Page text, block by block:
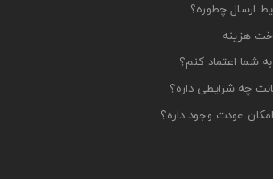
ارسال چطوره؟
هزینه
به شما اعتماد کنم؟
چه شرایطی داره؟
امکان عودت وجود داره؟